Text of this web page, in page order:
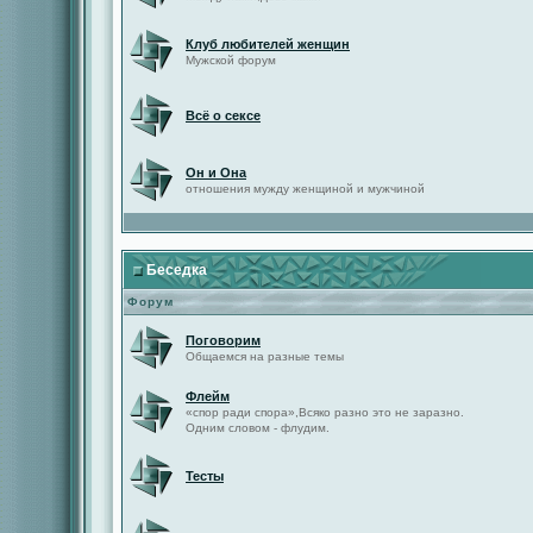
Клуб любителей женщин
Мужской форум
Всё о сексе
Он и Она
отношения мужду женщиной и мужчиной
Беседка
Форум
Поговорим
Общаемся на разные темы
Флейм
«спор ради спора»,Всяко разно это не заразно.
Одним словом - флудим.
Тесты